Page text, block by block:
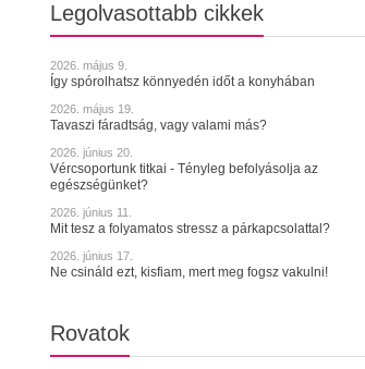
Legolvasottabb cikkek
2026. május 9.
Így spórolhatsz könnyedén időt a konyhában
2026. május 19.
Tavaszi fáradtság, vagy valami más?
2026. június 20.
Vércsoportunk titkai - Tényleg befolyásolja az
egészségünket?
2026. június 11.
Mit tesz a folyamatos stressz a párkapcsolattal?
2026. június 17.
Ne csináld ezt, kisfiam, mert meg fogsz vakulni!
Rovatok